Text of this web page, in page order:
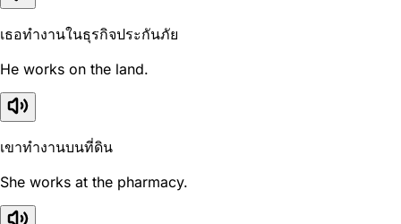
เธอทำงานในธุรกิจประกันภัย
He works on the land.
เขาทำงานบนที่ดิน
She works at the pharmacy.